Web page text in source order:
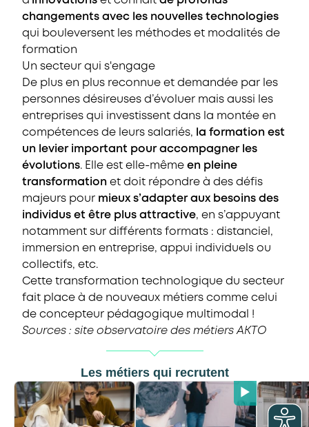
changements avec les nouvelles technologies
qui bouleversent les méthodes et modalités de
formation
Un secteur qui s'engage
De plus en plus reconnue et demandée par les
personnes désireuses d’évoluer mais aussi les
entreprises qui investissent dans la montée en
compétences de leurs salariés, la formation est
un levier important pour accompagner les
évolutions. Elle est elle-même en pleine
transformation et doit répondre à des défis
majeurs pour mieux s’adapter aux besoins des
individus et être plus attractive, en s’appuyant
notamment sur différents formats : distanciel,
immersion en entreprise, appui individuels ou
collectifs, etc.
Cette transformation technologique du secteur
fait place à de nouveaux métiers comme celui
de concepteur pédagogique multimodal !
Sources : site observatoire des métiers AKTO
Les métiers qui recrutent